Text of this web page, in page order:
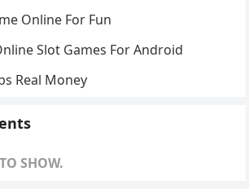
Online For Fun
Slot Games For Android
Real Money
SHOW.